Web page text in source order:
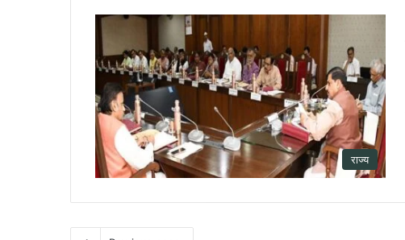
राज्य